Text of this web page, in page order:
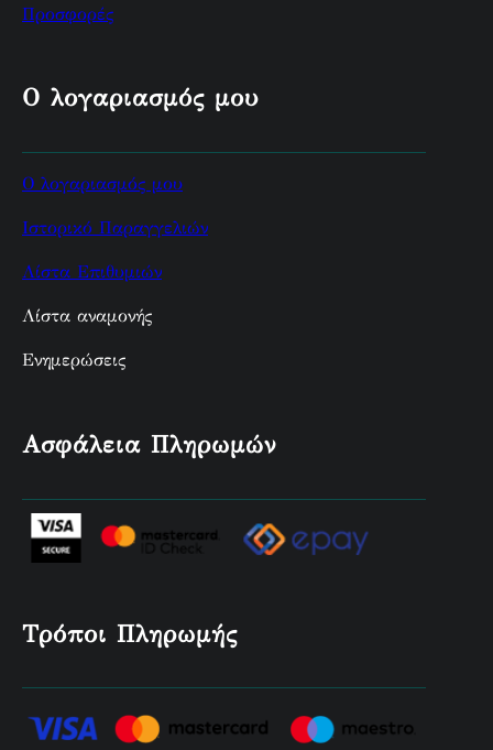
Προσφορές
Ο λογαριασμός μου
Ο λογαριασμός μου
Ιστορικό Παραγγελιών
Λίστα Επιθυμιών
Λίστα αναμονής
Ενημερώσεις
Ασφάλεια Πληρωμών
Τρόποι Πληρωμής